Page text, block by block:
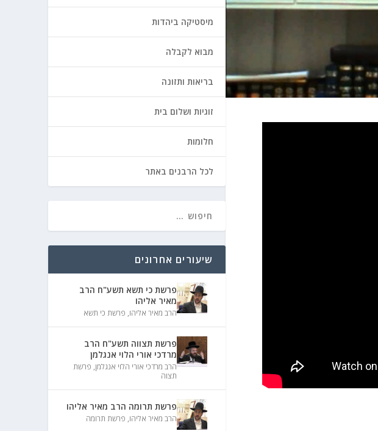
מיסטיקה ביהדות
מבוא לקבלה
בריאות ותזונה
זוגיות ושלום בית
חלומות
לכל הרבנים באתר
שיעורים אחרונים
פרשת כי תשא תשע"ח הרב
מאיר אליהו
הרב מאיר אליהו, פרשת כי תשא
פרשת תצווה תשע"ח הרב
מרדכי אורי הלוי אנגלמן
הרב מרדכי אורי הלוי אנגלמן, פרשת
תצוה
פרשת תרומה הרב מאיר אליהו
הרב מאיר אליהו, פרשת תרומה